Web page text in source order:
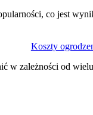
co jest
Koszty
w zależności od